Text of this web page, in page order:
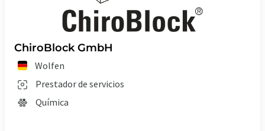
ChiroBlock GmbH
Wolfen
Prestador de servicios
Química